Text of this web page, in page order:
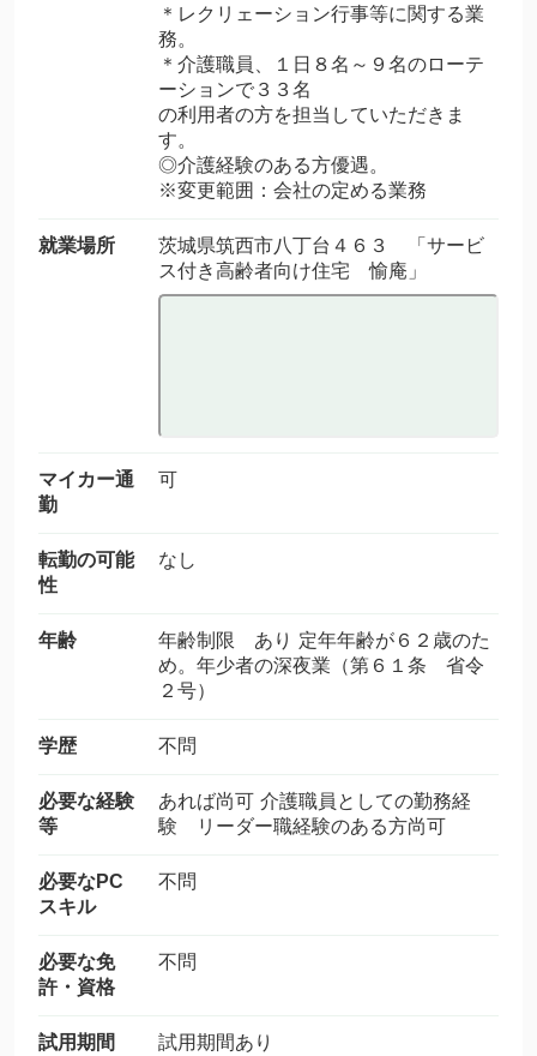
＊レクリェーション行事等に関する業
務。
＊介護職員、１日８名～９名のローテ
ーションで３３名
の利用者の方を担当していただきま
す。
◎介護経験のある方優遇。
※変更範囲：会社の定める業務
就業場所
茨城県筑西市八丁台４６３ 「サービ
ス付き高齢者向け住宅 愉庵」
マイカー通
勤
可
転勤の可能
性
なし
年齢
年齢制限 あり 定年年齢が６２歳のた
め。年少者の深夜業（第６１条 省令
２号）
学歴 不問
必要な経験
等
あれば尚可 介護職員としての勤務経
験 リーダー職経験のある方尚可
必要なPC
スキル
不問
必要な免
許・資格
不問
試用期間
試用期間あり